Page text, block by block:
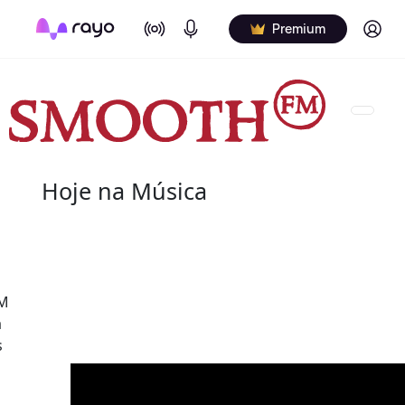
On Air Podcasts Premium Log in
Hoje na Música